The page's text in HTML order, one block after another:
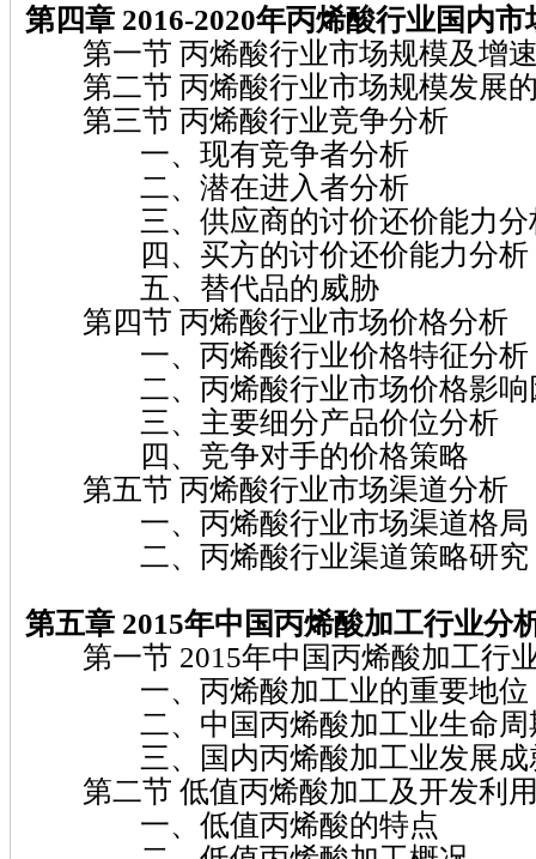
第四章 2016-2020年丙烯酸行业国内市
第一节 丙烯酸行业市场规模及增
第二节 丙烯酸行业市场规模发展
第三节 丙烯酸行业竞争分析
一、现有竞争者分析
二、潜在进入者分析
三、供应商的讨价还价能力分
四、买方的讨价还价能力分析
五、替代品的威胁
第四节 丙烯酸行业市场价格分析
一、丙烯酸行业价格特征分析
二、丙烯酸行业市场价格影响
三、主要细分产品价位分析
四、竞争对手的价格策略
第五节 丙烯酸行业市场渠道分析
一、丙烯酸行业市场渠道格局
二、丙烯酸行业渠道策略研究
第五章 2015年中国丙烯酸加工行业分
第一节 2015年中国丙烯酸加工行
一、丙烯酸加工业的重要地位
二、中国丙烯酸加工业生命周
三、国内丙烯酸加工业发展成
第二节 低值丙烯酸加工及开发利
一、低值丙烯酸的特点